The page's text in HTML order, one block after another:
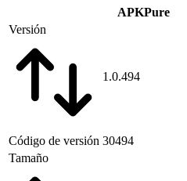
APKPure
Versión
1.0.494
Código de versión 30494
Tamaño